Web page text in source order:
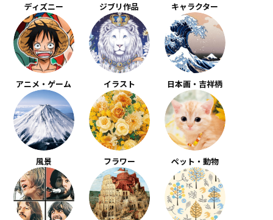
ディズニー ジブリ作品 キャラクター
アニメ・ゲーム イラスト 日本画・吉祥柄
風景 フラワー ペット・動物